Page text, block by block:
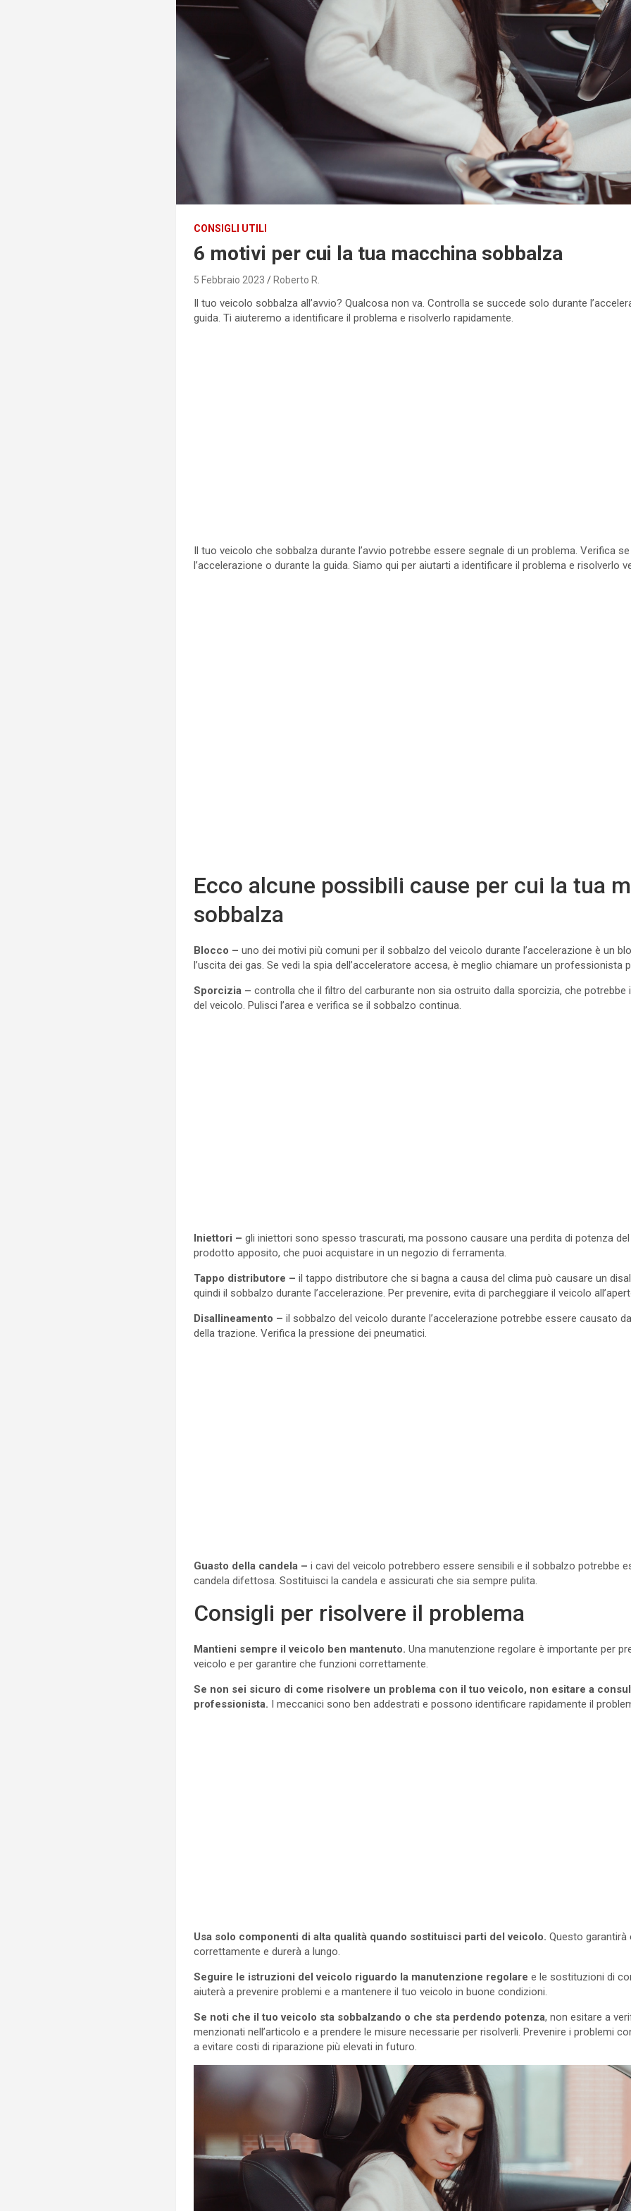
CONSIGLI UTILI
6 motivi per cui la tua macchina sobbalza
5 Febbraio 2023 Roberto R.
Il tuo veicolo sobbalza all’avvio? Qualcosa non va. Controlla se succede solo durante
guida. Ti aiuteremo a identificare il problema e risolverlo rapidamente.
Il tuo veicolo che sobbalza durante l’avvio potrebbe essere segnale di un problema. Verifica
l’accelerazione o durante la guida. Siamo qui per aiutarti a identificare il problema e risolverlo
Ecco alcune possibili cause per cui la tua
sobbalza
Blocco –uno dei motivi più comuni per il sobbalzo del veicolo durante l’accelerazione è un
l’uscita dei gas. Se vedi la spia dell’acceleratore accesa, è meglio chiamare un professionista
Sporcizia – controlla che il filtro del carburante non sia ostruito dalla sporcizia, che
del veicolo. Pulisci l’area e verifica se il sobbalzo continua.
Iniettori – gli iniettori sono spesso trascurati, ma possono causare una perdita di potenza
prodotto apposito, che puoi acquistare in un negozio di ferramenta.
Tappo distributore – il tappo distributore che si bagna a causa del clima può causare un
quindi il sobbalzo durante l’accelerazione. Per prevenire, evita di parcheggiare il veicolo
Disallineamento – il sobbalzo del veicolo durante l’accelerazione potrebbe essere causato
della trazione. Verifica la pressione dei pneumatici.
Guasto della candela – i cavi del veicolo potrebbero essere sensibili e il sobbalzo potrebbe
candela difettosa. Sostituisci la candela e assicurati che sia sempre pulita.
Consigli per risolvere il problema
Mantieni sempre il veicolo ben mantenuto. Una manutenzione regolare è importante per
veicolo e per garantire che funzioni correttamente.
Se non sei sicuro di come risolvere un problema con il tuo veicolo, non esitare a
professionista. I meccanici sono ben addestrati e possono identificare rapidamente il
Usa solo componenti di alta qualità quando sostituisci parti del veicolo. Questo
correttamente e durerà a lungo.
Seguire le istruzioni del veicolo riguardo la manutenzione regolare e le sostituzioni di
aiuterà a prevenire problemi e a mantenere il tuo veicolo in buone condizioni.
Se noti che il tuo veicolo sta sobbalzando o che sta perdendo potenza, non esitare a
menzionati nell’articolo e a prendere le misure necessarie per risolverli. Prevenire i problemi
a evitare costi di riparazione più elevati in futuro.